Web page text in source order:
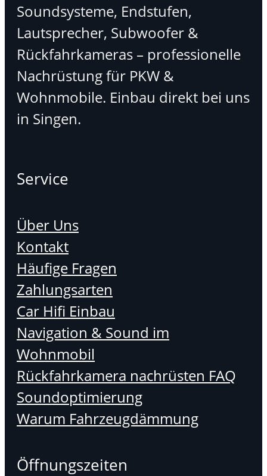
Soundsysteme, Endstufen,
Lautsprecher, Subwoofer &
Rückfahrkameras – professionelle
Nachrüstung für PKW &
Wohnmobile. Einbau direkt bei uns
in Singen.
Service
Über Uns
Kontakt
Häufige Fragen
Zahlungsarten
Car Hifi Einbau
Navigation & Sound im
Wohnmobil
Rückfahrkamera nachrüsten FAQ
Soundoptimierung
Warum Fahrzeugdämmung
Öffnungszeiten